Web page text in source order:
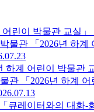
어린이 박물관 교실
물관 「2026년 하계
하계 어린이 박물관
관 「2026년 하계 어
큐레이터와의 대화-